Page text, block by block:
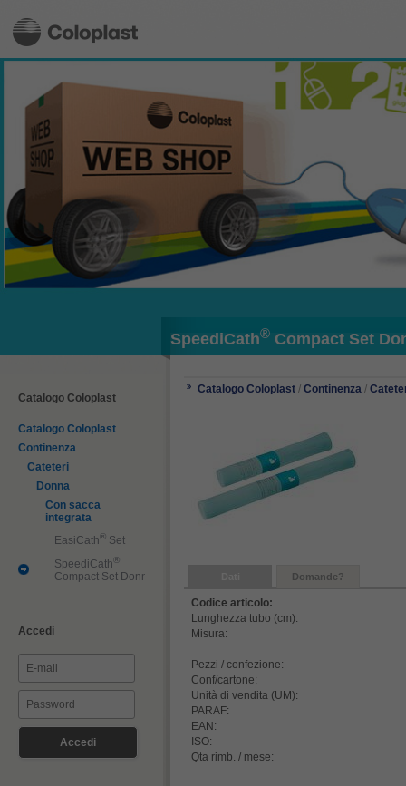
SpeediCath® Compact Set
Catalogo Coloplast
Catalogo Coloplast
Continenza
Cateteri
Donna
Con sacca
integrata
EasiCath ® Set
SpeediCath ®
Compact Set Donna
Accedi
Catalogo Coloplast / Continenza /
Domande?
Codice articolo:
Lunghezza tubo (cm):
Misura:
Pezzi / confezione:
Conf/cartone:
Unità di vendita (UM):
PARAF:
EAN:
ISO:
Qta rimb. / mese: